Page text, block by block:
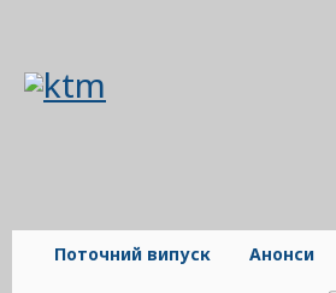
Поточний випуск Анонси